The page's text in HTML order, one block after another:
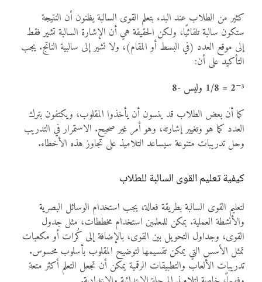
كثير من الطلاب عند البدء بتعلم القوى السالبة يظنون أن النتيجة
ستكون سالبة تلقائيًا، ولكن الحقيقة هي أن الإشارة السالبة تشير فقط
إلى موقع العدد (في البسط أو المقام)، ولا تشير إلى سالبية الناتج. يجب
التأكيد على أن:
2⁻³ = 1/8 وليس -8
كما أن بعض الطلاب قد ينسون أن يأخذوا المقلوب، ويكتفون بترك
العدد كما هو وتغيير إشارته، وهو أمر غير صحيح. الاستمرار في التدريب
وحل تدريبات متنوعة سيساعد التلاميذ على تجاوز هذه الأخطاء.
كيفية تعليم القوى السالبة للطلاب
لتعليم القوى السالبة بطريقة فعالة، يجب استخدام الوسائل البصرية
والأنشطة العملية. يمكن للمعلمين استخدام مخططات، مثل جدول
القوى، وجداول التحويل بين القوى، بالإضافة إلى كُرات أو مكعبات
تمثل الأسس التي يمكن تقسيمها لتوضيح المقلوب بأسلوب محسوس.
تدريبات الألعاب والتطبيقات الرقمية يمكن أن تجعل التعلم أكثر متعة